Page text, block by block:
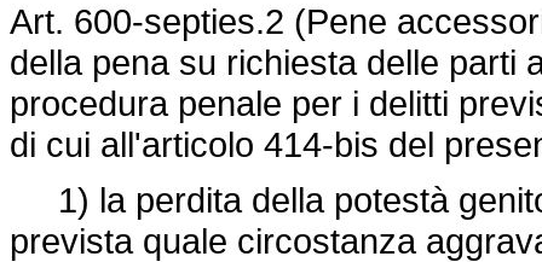
Art. 600-septies.2 (Pene
della pena su richiesta delle parti
procedura penale per i delitti
di cui all'articolo 414-bis del
1) la perdita della potestà
prevista quale circostanza